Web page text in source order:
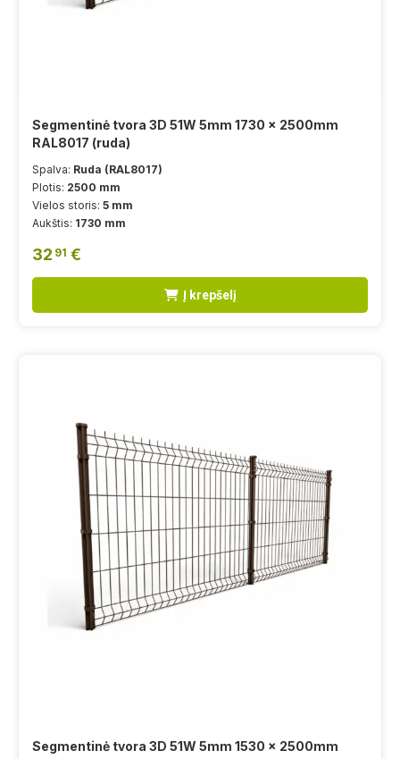
Segmentinė tvora 3D 51W 5mm 1730 x 2500mm
RAL8017 (ruda)
Spalva: Ruda (RAL8017)
Plotis: 2500 mm
Vielos storis: 5 mm
Aukštis: 1730 mm
32 91 €
Į krepšelį
Segmentinė tvora 3D 51W 5mm 1530 x 2500mm